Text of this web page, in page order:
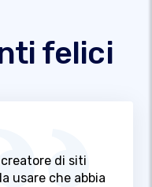
felici
creatore di siti
usare che abbia